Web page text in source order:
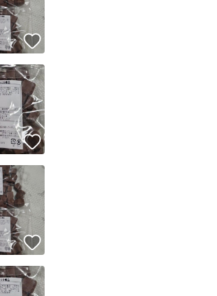
は設定した発送日数内に発送しています
いいね！